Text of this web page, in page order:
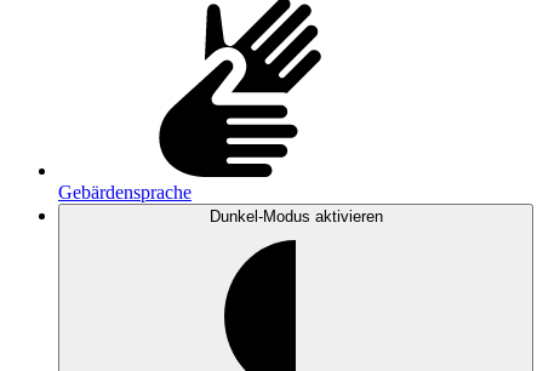
Gebärdensprache
Dunkel-Modus aktivieren